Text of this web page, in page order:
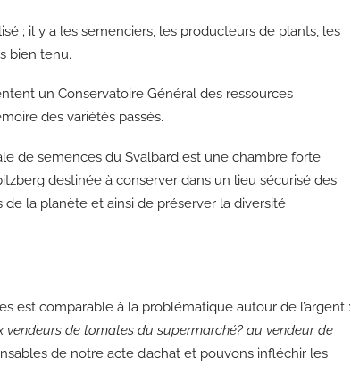
; il y a les semenciers, les producteurs de plants, les
bien tenu.
un Conservatoire Général des ressources
des variétés passés.
de semences du Svalbard est une chambre forte
destinée à conserver dans un lieu sécurisé des
la planète et ainsi de préserver la diversité
est comparable à la problématique autour de l’argent :
vendeurs de tomates du supermarché? au vendeur de
de notre acte d’achat et pouvons infléchir les